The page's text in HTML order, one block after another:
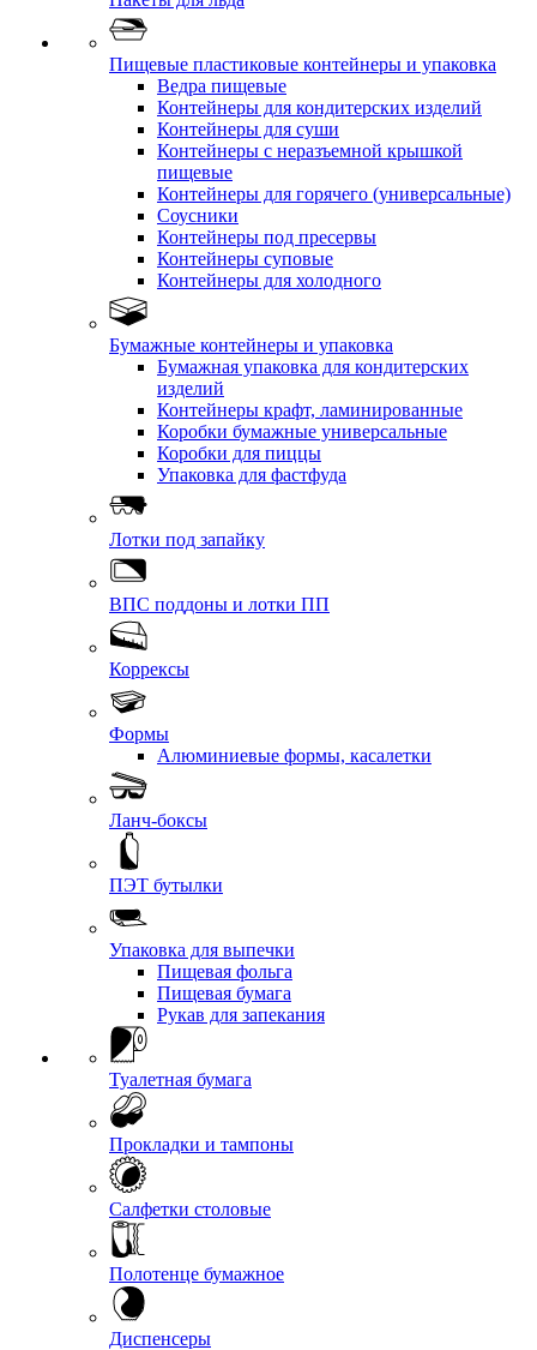
Пищевые пластиковые контейнеры и упаковка
Ведра пищевые
Контейнеры для кондитерских изделий
Контейнеры для суши
Контейнеры с неразъемной крышкой
пищевые
Контейнеры для горячего (универсальные)
Соусники
Контейнеры под пресервы
Контейнеры суповые
Контейнеры для холодного
Бумажные контейнеры и упаковка
Бумажная упаковка для кондитерских
изделий
Контейнеры крафт, ламинированные
Коробки бумажные универсальные
Коробки для пиццы
Упаковка для фастфуда
Лотки под запайку
ВПС поддоны и лотки ПП
Коррексы
Формы
Алюминиевые формы, касалетки
Ланч-боксы
ПЭТ бутылки
Упаковка для выпечки
Пищевая фольга
Пищевая бумага
Рукав для запекания
Туалетная бумага
Прокладки и тампоны
Салфетки столовые
Полотенце бумажное
Диспенсеры